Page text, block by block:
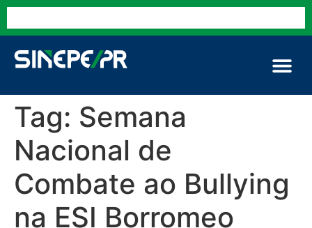
Tag: Semana
Nacional de
Combate ao Bullying
na ESI Borromeo